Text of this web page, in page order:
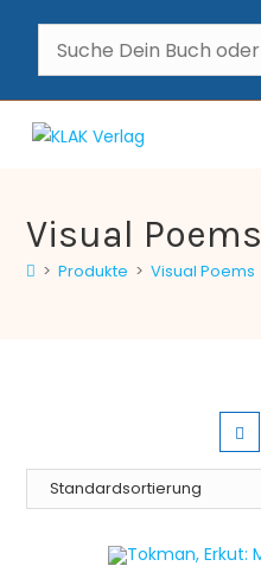
Visual Poems
> Produkte > Visual Poems